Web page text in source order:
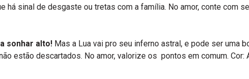
sinal de desgaste ou tretas com a família. No amor, conte com
sonhar alto! Mas a Lua vai pro seu inferno astral, e pode ser uma
estão descartados. No amor, valorize os pontos em comum. Cor: